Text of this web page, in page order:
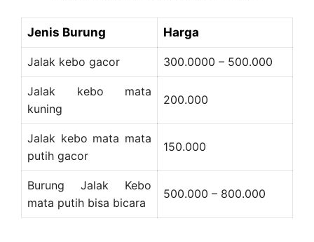
Jenis Burung Harga
Jalak kebo gacor 300.0000 – 500.000
Jalak kebo mata
kuning
200.000
Jalak kebo mata mata
putih gacor
150.000
Burung Jalak Kebo
mata putih bisa bicara
500.000 – 800.000